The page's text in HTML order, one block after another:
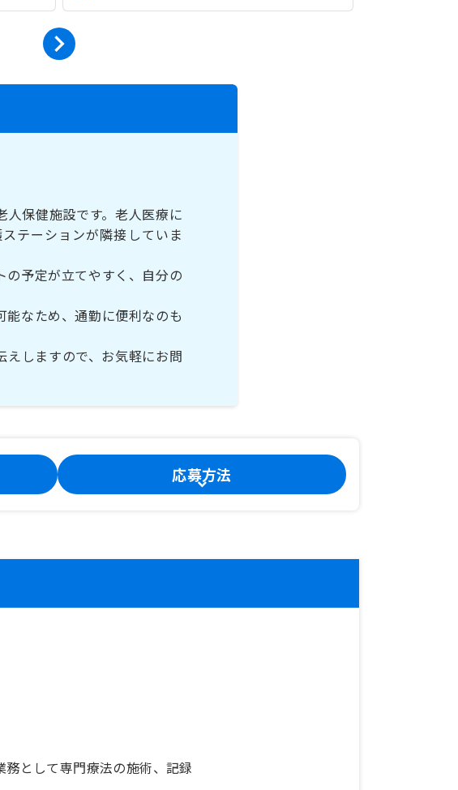
保健施設です。老人医療に
テーションが隣接していま
の予定が立てやすく、自分の
なため、通勤に便利なのも
えしますので、お気軽にお問
応募方法
として専門療法の施術、記録